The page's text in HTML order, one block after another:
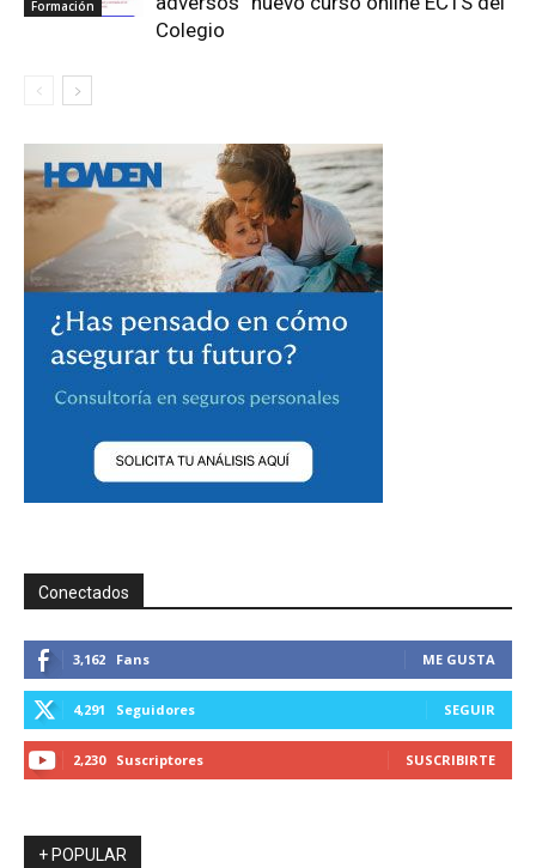
Formación
Colegio
Conectados
3,162 Fans ME GUSTA
4,291 Seguidores SEGUIR
2,230 Suscriptores SUSCRIBIRTE
+ POPULAR